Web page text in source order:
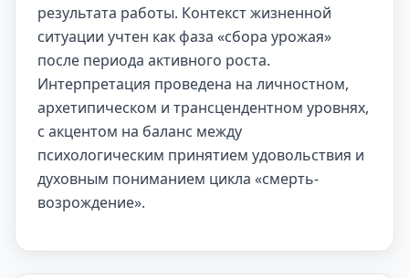
результата работы. Контекст жизненной
ситуации учтен как фаза «сбора урожая»
после периода активного роста.
Интерпретация проведена на личностном,
архетипическом и трансцендентном уровнях,
с акцентом на баланс между
психологическим принятием удовольствия и
духовным пониманием цикла «смерть-
возрождение».